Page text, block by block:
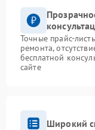
Точные прайс-
ремонта,
бесплатной
сайте
Широкий